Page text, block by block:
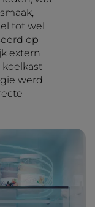
tot wel
op
extern
werd